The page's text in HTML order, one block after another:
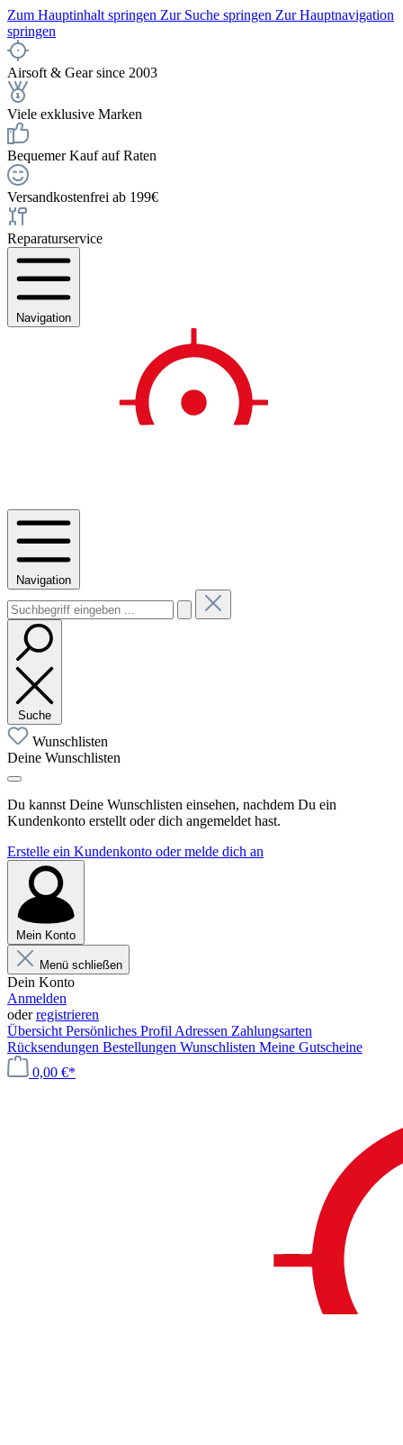
Zum Hauptinhalt springen Zur Suche springen Zur Hauptnavigation
springen
Airsoft & Gear since 2003
Viele exklusive Marken
Bequemer Kauf auf Raten
Versandkostenfrei ab 199€
Reparaturservice
Navigation
Navigation
Suche
Wunschlisten
Deine Wunschlisten
Du kannst Deine Wunschlisten einsehen, nachdem Du ein
Kundenkonto erstellt oder dich angemeldet hast.
Erstelle ein Kundenkonto oder melde dich an
Mein Konto
Menü schließen
Dein Konto
Anmelden
oderregistrieren
Übersicht Persönliches Profil Adressen Zahlungsarten
Rücksendungen Bestellungen Wunschlisten Meine Gutscheine
0,00 €*